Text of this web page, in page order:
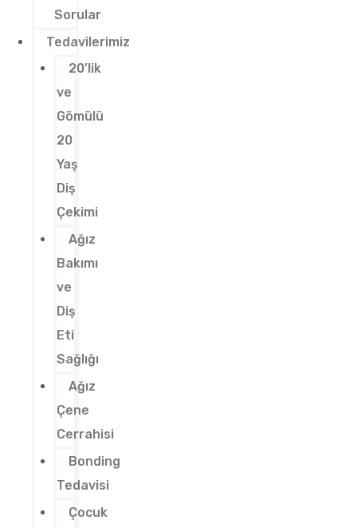
Sorular
Tedavilerimiz
20’lik
ve
Gömülü
20
Yaş
Diş
Çekimi
Ağız
Bakımı
ve
Diş
Eti
Sağlığı
Ağız
Çene
Cerrahisi
Bonding
Tedavisi
Çocuk